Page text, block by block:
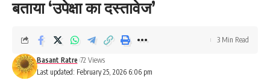
बताया ‘उपेक्षा का दस्तावेज’
Last updated: February 25, 2026 6:06 pm
Basant Ratre 72 Views
3 Min Read